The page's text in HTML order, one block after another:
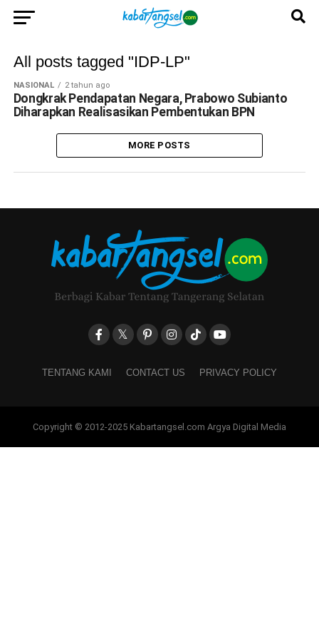
All posts tagged "IDP-LP"
NASIONAL 2 tahun ago
Dongkrak Pendapatan Negara, Prabowo Subianto
Diharapkan Realisasikan Pembentukan BPN
MORE POSTS
TENTANG KAMI CONTACT US PRIVACY POLICY
Copyright © 2012-2025 Kabartangsel.com Argya Digital Media